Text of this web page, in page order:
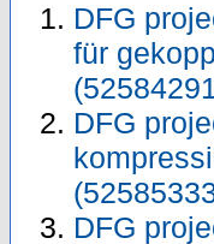
DFG
für
DFG
DFG